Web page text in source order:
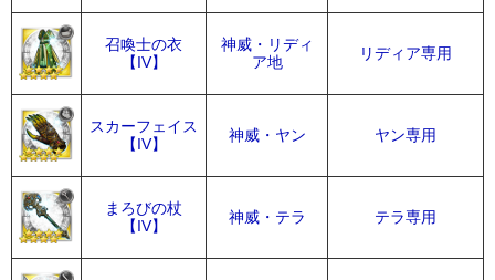
召喚士の衣
【IV】
神威・リディ
ア地
リディア専用
スカーフェイス
【IV】
神威・ヤン ヤン専用
まろびの杖
【IV】
神威・テラ テラ専用